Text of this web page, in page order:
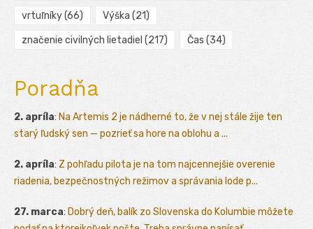
vrtuľníky(66) Výška (21)
značenie civilných lietadiel (217) Čas (34)
Poradňa
2. apríla: Na Artemis 2 je nádherné to, že v nej stále žije ten
starý ľudský sen — pozrieť sa hore na oblohu a ...
2. apríla: Z pohľadu pilota je na tom najcennejšie overenie
riadenia, bezpečnostných režimov a správania lode p...
27. marca: Dobrý deň, balík zo Slovenska do Kolumbie môžete